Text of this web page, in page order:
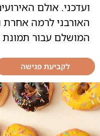
ועדכני. אולם
האורבני לרמה אחרת
המושלם עבור
לקביעת פגישה